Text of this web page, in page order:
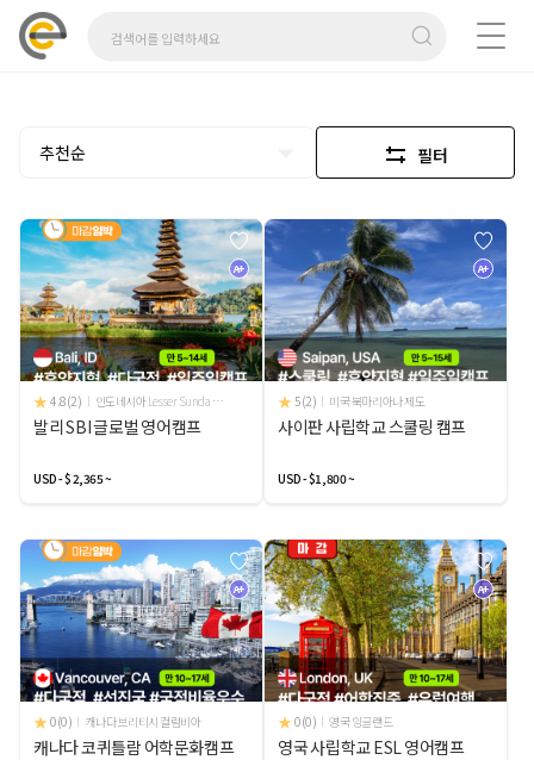
추천순 필터
A+
4.8(2) 인도네시아 Lesser Sunda Islands
발리 SBI 글로벌 영어캠프
USD - $ 2,365 ~
A+
5(2) 미국 북마리아나 제도
사이판 사립학교 스쿨링 캠프
USD - $1,800 ~
A+
0(0) 캐나다 브리티시 컬럼비아
캐나다 코퀴틀람 어학문화캠프
A+
0(0) 영국 잉글랜드
영국 사립학교 ESL 영어캠프